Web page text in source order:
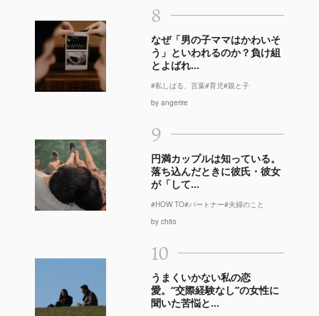
8
なぜ「男の子ママはかわいそ
う」といわれるのか？負け組
とよばれ...
#私しばる、言葉#育児#親と子
by angerire
9
円満カップルは知っている。
落ち込んだときに彼氏・彼女
が「して...
#HOW TO#パートナー#夫婦のこと
by chito
10
うまくいかない私の恋
愛。“交際経験なし”の女性に
聞いた苦悩と...